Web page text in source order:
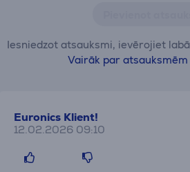
Iesniedzot atsauksmi, ievērojiet
Vairāk par
Euronics Klient!
12.02.2026 09:10